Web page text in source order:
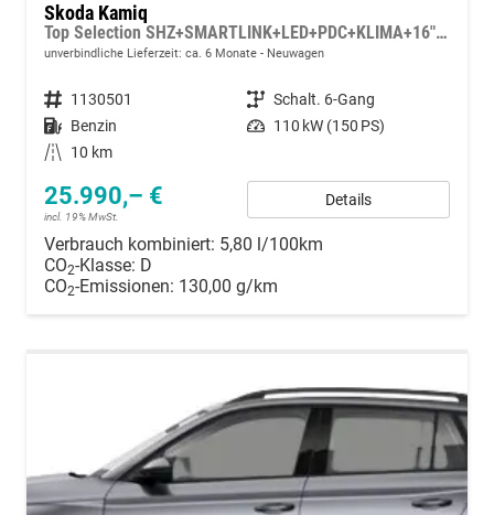
Skoda Kamiq
Top Selection SHZ+SMARTLINK+LED+PDC+KLIMA+16" ALU
unverbindliche Lieferzeit: ca. 6 Monate Neuwagen
Fahrzeugnummer 1130501 Getriebe Schalt. 6-Gang
Kraftstoff Benzin Leistung 110 kW (150 PS)
Kilometerstand
10 km
25.990,– €
incl. 19% MwSt.
Details
Verbrauch kombiniert: 5,80 l/100km
CO2-Klasse: D
CO2-Emissionen: 130,00 g/km